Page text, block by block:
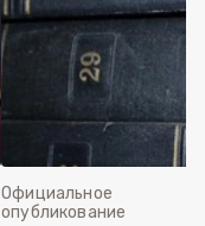
Официальное
опубликование